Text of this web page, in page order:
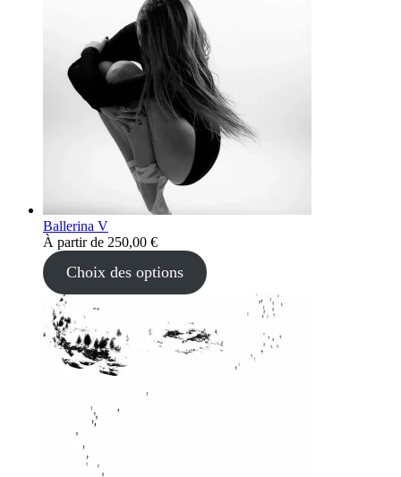
Ballerina V
À partir de 250,00 €
Choix des options